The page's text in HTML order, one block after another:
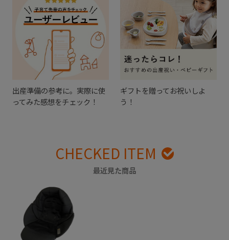
出産準備の参考に。実際に使
ってみた感想をチェック！
ギフトを贈ってお祝いしよ
う！
CHECKED ITEM
最近見た商品